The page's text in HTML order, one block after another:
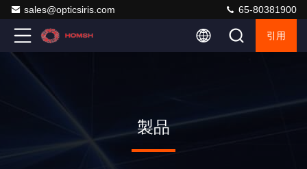
sales@opticsiris.com 65-80381900
引用
製品